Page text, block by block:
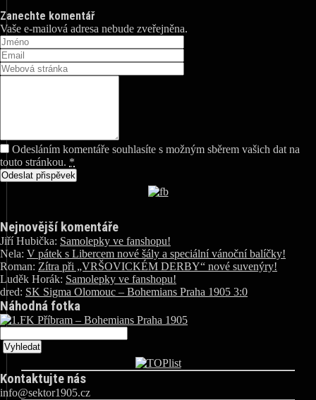
Zanechte komentář
Vaše e-mailová adresa nebude zveřejněna.
Odesláním komentáře souhlasíte s možným sběrem vašich dat na
touto stránkou. *
Nejnovější komentáře
Jiří Hubička: Samolepky ve fanshopu!
Nela: V pátek s Libercem nové šály a speciální vánoční balíčky!
Roman: Zítra při „VRŠOVICKÉM DERBY“ nové suvenýry!
Luděk Horák: Samolepky ve fanshopu!
dred: SK Sigma Olomouc – Bohemians Praha 1905 3:0
Náhodná fotka
Kontaktujte nás
info@sektor1905.cz